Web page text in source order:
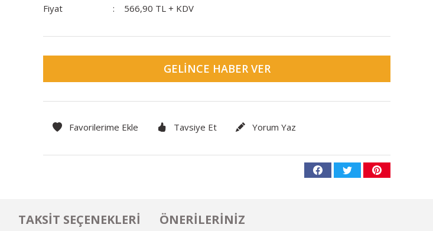
Fiyat
566,90 TL + KDV
GELINCE HABER VER
Tavsiye Et Yorum Yaz
TAKSIT SEÇENEKLERI ÖNERILERINIZ